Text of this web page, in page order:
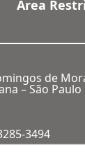
Área
de
– São Paulo
3494